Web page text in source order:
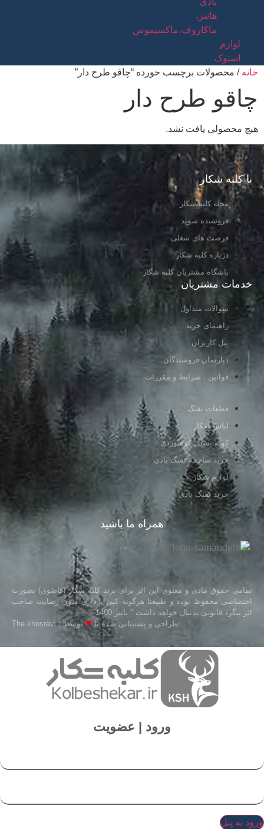
هانتر،
ماکاروف،ماکسیموس
لوازم
استوک
خانه / محصولات برچسب خورده “چاقو طرح دار”
چاقو طرح دار
هیچ محصولی یافت نشد.
با کلبه شکار
مجله کلبه شکار
فروشنده شوید
فرصت های شغلی
درباره کلبه شکار
باشگاه مشتریان کلبه شکار
خدمات مشتریان
سوالات متداول
راهنمای خرید
پنل کاربران
دپارتمان فروشندگان
قوانین ، شرایط و مقررات
قطعات تفنگ
لباس شکار
کوله پشتی کوهنوردی
خرید ساچمه تفنگ بادی
لوازم شکار
خرید تفنگ بادی
همراه ما باشید
تمامی حقوق مادی و معنوی این اثر برای برند کلبه شکار (قاضوی) بصورت
اختصاصی محفوظ بوده و طبیعتا هرگونه کپی برداری بدون رضایت صاحب
اثر پیگرد قانونی بدنبال خواهد داشت." پاییز 1400 "
طراحی و پشتیبانی شده با❤توسط : The khosravi
ورود | عضویت
ورود به پنل